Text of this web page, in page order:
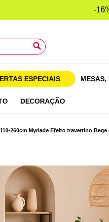
-
Search
ESPECIAIS MESAS,
DECORAÇÃO
260cm Myriade Efeito travertino Bege